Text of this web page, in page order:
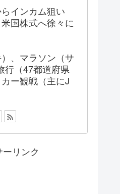
インカム狙い
国株式へ徐々に
、マラソン（サ
行（47都道府県
ー観戦（主にJ
ーリンク